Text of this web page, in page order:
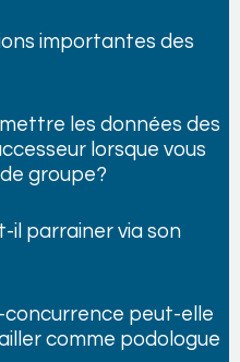
importantes des
les données des
lorsque vous
groupe?
il parrainer via son
concurrence peut-elle
comme podologue